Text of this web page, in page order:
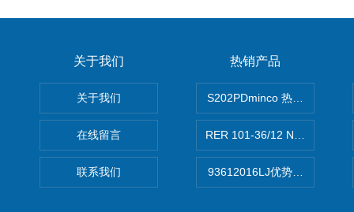
关于我们
关于我们
在线留言
联系我们
热销产品
S202PDminco 热电阻
RER 101-36/12 NHH离心
93612016LJ优势供应美国